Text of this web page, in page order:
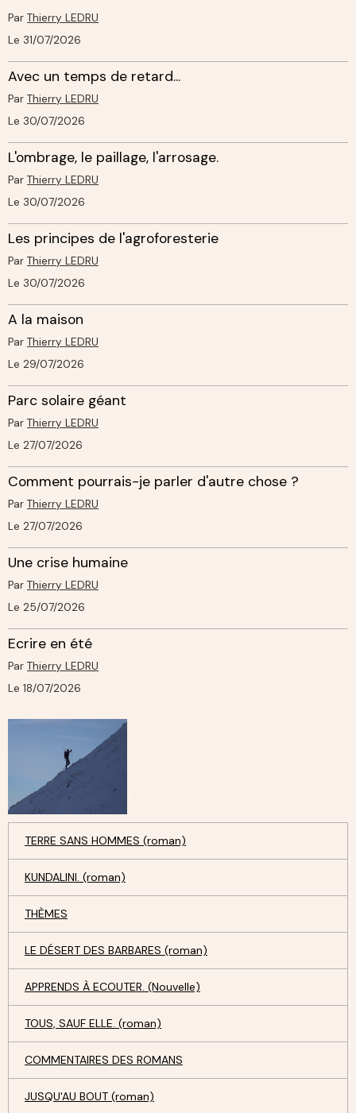
Par Thierry LEDRU
Le 31/07/2026
Avec un temps de retard...
Par Thierry LEDRU
Le 30/07/2026
L'ombrage, le paillage, l'arrosage.
Par Thierry LEDRU
Le 30/07/2026
Les principes de l'agroforesterie
Par Thierry LEDRU
Le 30/07/2026
A la maison
Par Thierry LEDRU
Le 29/07/2026
Parc solaire géant
Par Thierry LEDRU
Le 27/07/2026
Comment pourrais-je parler d'autre chose ?
Par Thierry LEDRU
Le 27/07/2026
Une crise humaine
Par Thierry LEDRU
Le 25/07/2026
Ecrire en été
Par Thierry LEDRU
Le 18/07/2026
TERRE SANS HOMMES (roman)
KUNDALINI. (roman)
THÈMES
LE DÉSERT DES BARBARES (roman)
APPRENDS À ECOUTER. (Nouvelle)
TOUS, SAUF ELLE. (roman)
COMMENTAIRES DES ROMANS
JUSQU'AU BOUT (roman)